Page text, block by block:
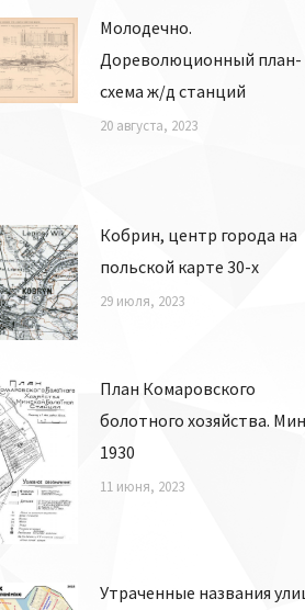
Молодечно.
Дореволюционный план-
схема ж/д станций
20 августа, 2023
Кобрин, центр города на
польской карте 30-х
29 июля, 2023
План Комаровского
болотного хозяйства.
1930
11 июня, 2023
Утраченные названия